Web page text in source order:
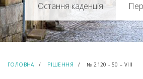
ГОЛОВНА РІШЕННЯ № 2120 - 50 – VIIІ